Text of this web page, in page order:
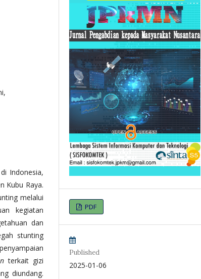
Indonesia,
Kubu Raya.
melalui
kegiatan
dan
stunting
terkait gizi
diundang.
PDF
Published
2025-01-06